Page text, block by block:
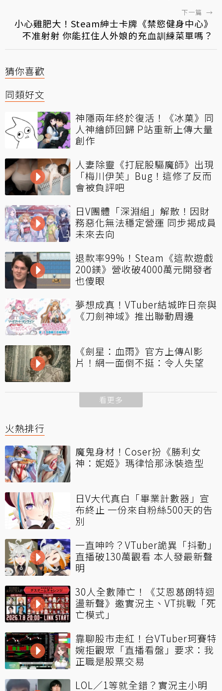
下一篇 →
小心雞肥大！Steam紳士卡牌《禁慾健身中心》
不准射射 你能扛住人外娘的充血訓練菜單嗎？
猜你喜歡
同類好文
神隱兩年終於復活！《冰菓》同
人神繪師回歸 P站重新上傳大量
創作
人妻除靈《打屁股驅魔師》出現
「梅川伊芙」Bug！這修了反而
會被負評吧
日V團體「深淵組」解散！因財
務惡化無法穩定營運 同步揭成員
未來去向
退款率99%！Steam《這款遊戲
200鎂》營收破4000萬元開發者
也傻眼
夢想成真！VTuber結城昨日奈與
《刀劍神域》推出聯動周邊
《劍星：血雨》官方上傳AI影
片！網一面倒不挺：令人失望
看更多
火熱排行
魔鬼身材！Coser扮《勝利女
神：妮姬》瑪律恰那泳裝造型
日V大代真白「畢業計數器」宣
布終止 一份來自粉絲500天的告
別
一直呻吟？VTuber詭異「抖動」
直播破130萬觀看 本人發最新聲
明
30人全數陣亡！《艾恩葛朗特迴
盪新聲》邀實況主、VT挑戰「死
亡模式」
靠聊股市走紅！台VTuber珂賽特
婉拒觀眾「直播看盤」要求：我
正職是股票交易
LOL／1等就全錯？實況主小明